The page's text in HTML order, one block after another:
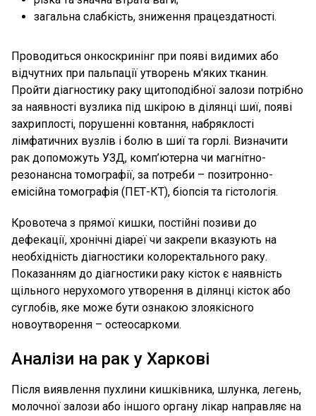
загальна слабкість, зниження працездатності.
Проводиться онкоскринінг при появі видимих або
відчутних при пальпації утворень м'яких тканин.
Пройти діагностику раку щитоподібної залози потрібно
за наявності вузлика під шкірою в ділянці шиї, появі
захриплості, порушенні ковтання, набряклості
лімфатичних вузлів і болю в шиї та горлі. Визначити
рак допоможуть УЗД, комп’ютерна чи магнітно-
резонансна томографії, за потреби – позитронно-
емісійна томографія (ПЕТ-КТ), біопсія та гістологія.
Кровотеча з прямої кишки, постійні позиви до
дефекації, хронічні діареї чи закрепи вказують на
необхідність діагностики колоректального раку.
Показанням до діагностики раку кісток є наявність
щільного нерухомого утворення в ділянці кісток або
суглобів, яке може бути ознакою злоякісного
новоутворення – остеосаркоми.
Аналізи на рак у Харкові
Після виявлення пухлини кишківника, шлунка, легень,
молочної залози або іншого органу лікар направляє на